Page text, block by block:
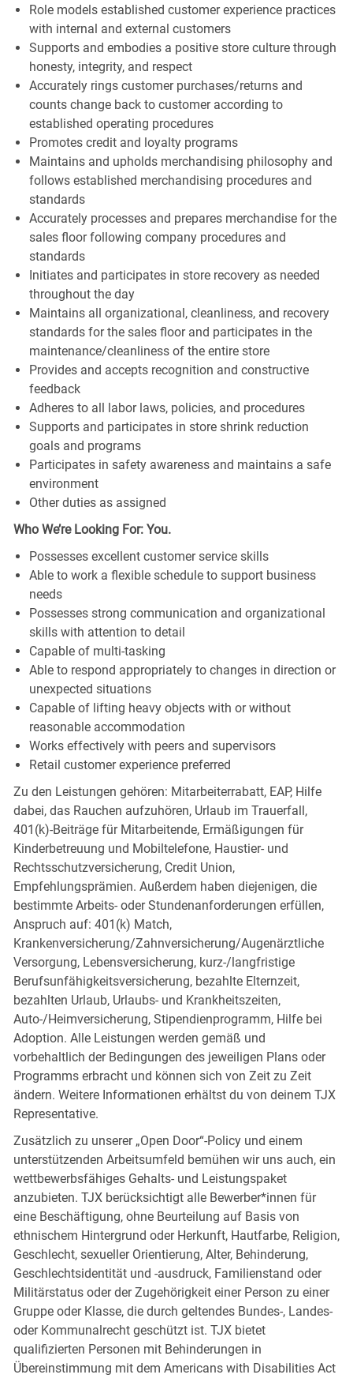
Role models established customer experience practices
with internal and external customers
Supports and embodies a positive store culture through
honesty, integrity, and respect
Accurately rings customer purchases/returns and
counts change back to customer according to
established operating procedures
Promotes credit and loyalty programs
Maintains and upholds merchandising philosophy and
follows established merchandising procedures and
standards
Accurately processes and prepares merchandise for the
sales floor following company procedures and
standards
Initiates and participates in store recovery as needed
throughout the day
Maintains all organizational, cleanliness, and recovery
standards for the sales floor and participates in the
maintenance/cleanliness of the entire store
Provides and accepts recognition and constructive
feedback
Adheres to all labor laws, policies, and procedures
Supports and participates in store shrink reduction
goals and programs
Participates in safety awareness and maintains a safe
environment
Other duties as assigned
Who We’re Looking For: You.
Possesses excellent customer service skills
Able to work a flexible schedule to support business
needs
Possesses strong communication and organizational
skills with attention to detail
Capable of multi-tasking
Able to respond appropriately to changes in direction or
unexpected situations
Capable of lifting heavy objects with or without
reasonable accommodation
Works effectively with peers and supervisors
Retail customer experience preferred
Zu den Leistungen gehören: Mitarbeiterrabatt, EAP, Hilfe
dabei, das Rauchen aufzuhören, Urlaub im Trauerfall,
401(k)-Beiträge für Mitarbeitende, Ermäßigungen für
Kinderbetreuung und Mobiltelefone, Haustier- und
Rechtsschutzversicherung, Credit Union,
Empfehlungsprämien. Außerdem haben diejenigen, die
bestimmte Arbeits- oder Stundenanforderungen erfüllen,
Anspruch auf: 401(k) Match,
Krankenversicherung/Zahnversicherung/Augenärztliche
Versorgung, Lebensversicherung, kurz-/langfristige
Berufsunfähigkeitsversicherung, bezahlte Elternzeit,
bezahlten Urlaub, Urlaubs- und Krankheitszeiten,
Auto-/Heimversicherung, Stipendienprogramm, Hilfe bei
Adoption. Alle Leistungen werden gemäß und
vorbehaltlich der Bedingungen des jeweiligen Plans oder
Programms erbracht und können sich von Zeit zu Zeit
ändern. Weitere Informationen erhältst du von deinem TJX
Representative.
Zusätzlich zu unserer „Open Door“-Policy und einem
unterstützenden Arbeitsumfeld bemühen wir uns auch, ein
wettbewerbsfähiges Gehalts- und Leistungspaket
anzubieten. TJX berücksichtigt alle Bewerber*innen für
eine Beschäftigung, ohne Beurteilung auf Basis von
ethnischem Hintergrund oder Herkunft, Hautfarbe, Religion,
Geschlecht, sexueller Orientierung, Alter, Behinderung,
Geschlechtsidentität und -ausdruck, Familienstand oder
Militärstatus oder der Zugehörigkeit einer Person zu einer
Gruppe oder Klasse, die durch geltendes Bundes-, Landes-
oder Kommunalrecht geschützt ist. TJX bietet
qualifizierten Personen mit Behinderungen in
Übereinstimmung mit dem Americans with Disabilities Act